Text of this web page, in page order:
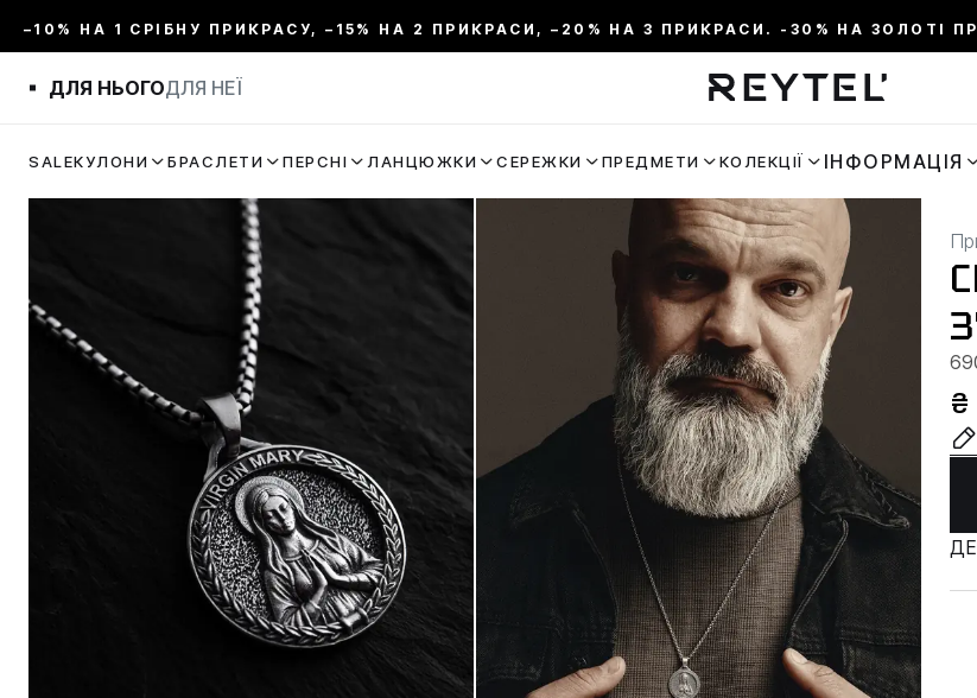
–10% НА 1 СРІБНУ ПРИКРАСУ, –15% НА 2 ПРИКРАСИ, –20% НА 3 ПРИКРАСИ. -30% НА ЗОЛОТІ
ДЛЯ НЬОГОДЛЯ НЕЇ
SALEКУЛОНИ БРАСЛЕТИ ПЕРСНІ ЛАНЦЮЖКИ СЕРЕЖКИ ПРЕДМЕТИ КОЛЕКЦІЇ ІНФОРМАЦІЯ
₴